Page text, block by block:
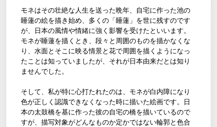
モネはその壮絶な人生を送った晩年、自宅に作った池の
睡蓮の絵を描き始め、多くの「睡蓮」を世に残すのです
が、日本の風情や情緒に強く影響を受けたといいます。
モネが睡蓮を描くとき、段々と周囲のものを描かなくな
り、水面とそこに映る情景と花で周囲を描くようになっ
たことは知っていましたが、それが日本由来だとは知り
ませんでした。
そして、私が特に心打たれたのは、モネが白内障になり
色が正しく認識できなくなった時に描いた絵画です。日
本の太鼓橋を基に作った彼の自宅の橋を描いているので
すが、描写対象がどんなものか定かではない輪郭と色合